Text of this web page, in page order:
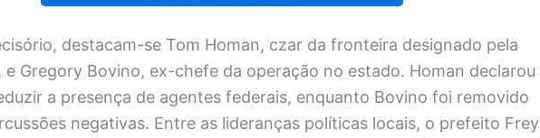
destacam-se Tom Homan, czar da fronteira designado pela
e Gregory Bovino, ex-chefe da operação no estado. Homan declarou
a presença de agentes federais, enquanto Bovino foi removido
negativas. Entre as lideranças políticas locais, o prefeito Frey